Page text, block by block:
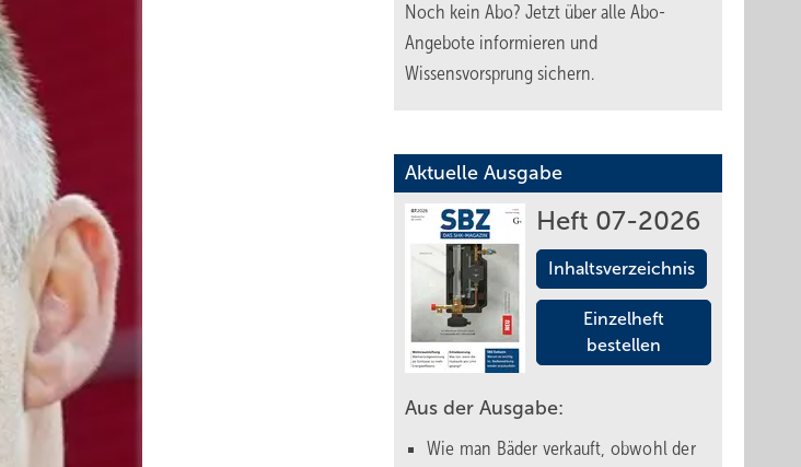
Noch kein Abo? Jetzt über alle Abo-
Angebote informieren und
Wissensvorsprung sichern.
Aktuelle Ausgabe
Heft 07-2026
Inhaltsverzeichnis
Einzelheft
bestellen
Aus der Ausgabe:
Wie man Bäder verkauft, obwohl der